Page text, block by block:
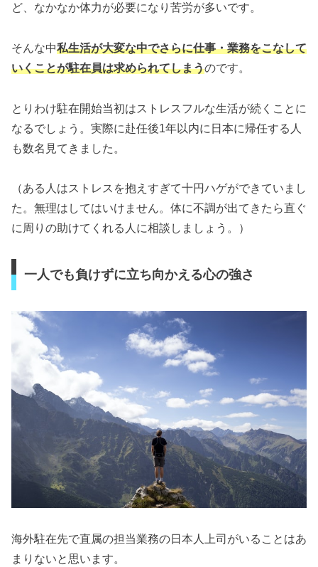
ど、なかなか体力が必要になり苦労が多いです。
そんな中私生活が大変な中でさらに仕事・業務をこなして
いくことが駐在員は求められてしまうのです。
とりわけ駐在開始当初はストレスフルな生活が続くことに
なるでしょう。実際に赴任後1年以内に日本に帰任する人
も数名見てきました。
（ある人はストレスを抱えすぎて十円ハゲができていまし
た。無理はしてはいけません。体に不調が出てきたら直ぐ
に周りの助けてくれる人に相談しましょう。）
一人でも負けずに立ち向かえる心の強さ
海外駐在先で直属の担当業務の日本人上司がいることはあ
まりないと思います。